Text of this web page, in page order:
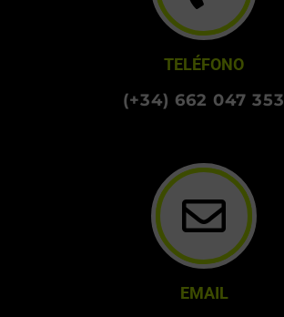
TELÉFONO
(+34) 662 047 353
EMAIL